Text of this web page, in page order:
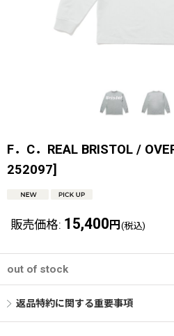
F．C．REAL BRISTOL /
252097]
販売価格: 15,400 円 (税込)
out of stock
返品特約に関する重要事項